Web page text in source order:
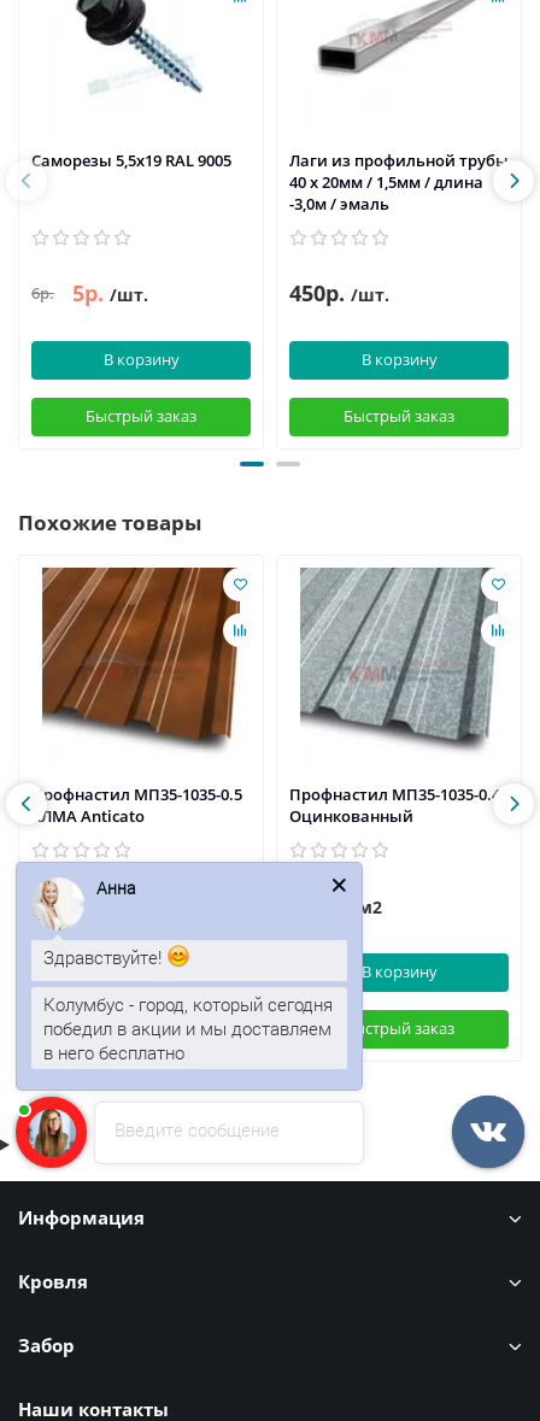
Саморезы 5,5х19 RAL 9005
6р. 5р. /шт.
В корзину
Быстрый заказ
Лаги из профильной трубы
40 х 20мм / 1,5мм / длина
-3,0м / эмаль
450р. /шт.
В корзину
Быстрый заказ
Похожие товары
Профнастил МП35-1035-0.5
КЛМА Anticato
717р.
В корзину
Быстрый заказ
Профнастил МП35-1035-0.45
Оцинкованный
/м2
В корзину
Быстрый заказ
Информация
Кровля
Забор
Наши контакты
Введите сообщение
Анна
Здравствуйте!
Колумбус - город, который сегодня
победил в акции и мы доставляем
в него бесплатно